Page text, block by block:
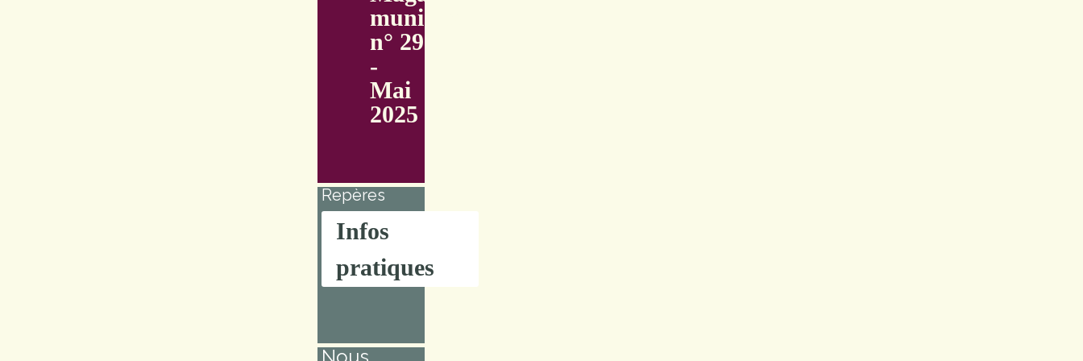
municipal
n° 29
-
Mai
2025
Repères
Infos
pratiques